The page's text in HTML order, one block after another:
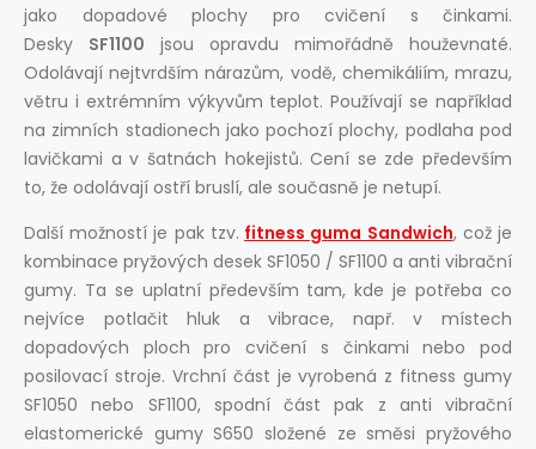
jako dopadové plochy pro cvičení s činkami.
Desky SF1100 jsou opravdu mimořádně houževnaté.
Odolávají nejtvrdším nárazům, vodě, chemikáliím, mrazu,
větru i extrémním výkyvům teplot. Používají se například
na zimních stadionech jako pochozí plochy, podlaha pod
lavičkami a v šatnách hokejistů. Cení se zde především
to, že odolávají ostří bruslí, ale současně je netupí.
Další možností je pak tzv. fitness guma Sandwich, což je
kombinace pryžových desek SF1050 / SF1100 a anti vibrační
gumy. Ta se uplatní především tam, kde je potřeba co
nejvíce potlačit hluk a vibrace, např. v místech
dopadových ploch pro cvičení s činkami nebo pod
posilovací stroje. Vrchní část je vyrobená z fitness gumy
SF1050 nebo SF1100, spodní část pak z anti vibrační
elastomerické gumy S650 složené ze směsi pryžového